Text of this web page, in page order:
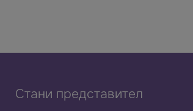
Стани представител